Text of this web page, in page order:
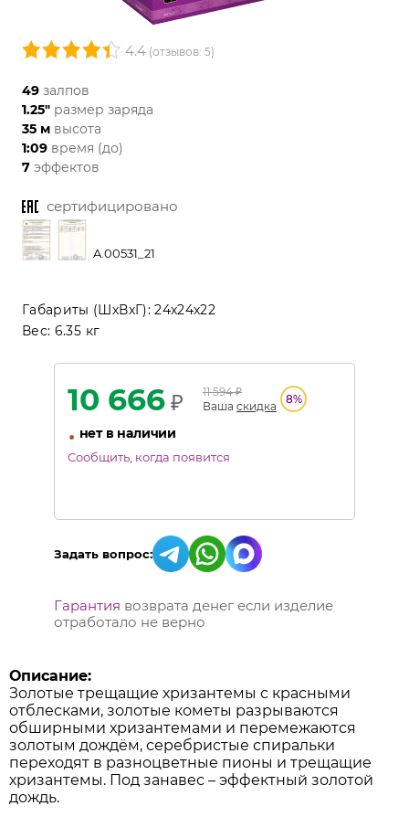
4.4 (отзывов: 5)
49 залпов
1.25" размер заряда
35 м высота
1:09 время (до)
7 эффектов
сертифицировано
A.00531_21
Габариты (ШхВхГ):24x24x22
Вес: 6.35 кг
10 666 ₽ 11 594₽
Ваша скидка
8%
• нет в наличии
Сообщить, когда появится
Задать вопрос:
Гарантия возврата денег если изделие
отработало не верно
Описание:
Золотые трещащие хризантемы с красными
отблесками, золотые кометы разрываются
обширными хризантемами и перемежаются
золотым дождём, серебристые спиральки
переходят в разноцветные пионы и трещащие
хризантемы. Под занавес – эффектный золотой
дождь.